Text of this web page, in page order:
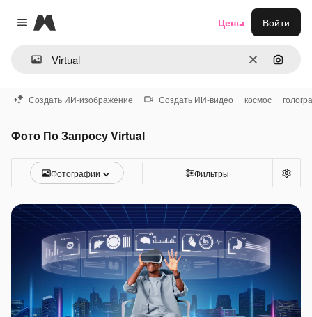
Close menu
Magnific
ОчиститьПоиск
Цены Войти
Создать ИИ-изображение Создать ИИ-видео космос
Фото По Запросу Virtual
Фотографии Фильтры